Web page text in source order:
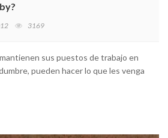
3169
sus puestos de trabajo en
pueden hacer lo que les venga